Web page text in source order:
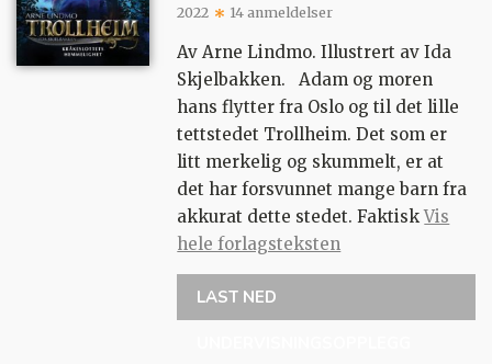
2022 14 anmeldelser
Av Arne Lindmo. Illustrert av Ida
Skjelbakken. Adam og moren
hans flytter fra Oslo og til det lille
tettstedet Trollheim. Det som er
litt merkelig og skummelt, er at
det har forsvunnet mange barn fra
akkurat dette stedet. FaktiskVis
hele forlagsteksten
LAST NED